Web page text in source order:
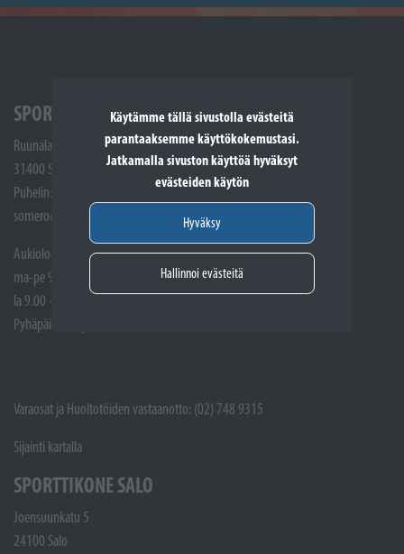
Käytämme tällä sivustolla evästeitä
parantaaksemme käyttökokemustasi.
Jatkamalla sivuston käyttöä hyväksyt
evästeiden käytön
Hyväksy
Hallinnoi evästeitä
SPORTTIKONE SOMERO
Ruunalantie 5
31400 Somero
Puhelin: (02) 748 9300
somero@sporttikone.fi
Aukioloajat
ma-pe 9.00 - 17.00
la 9.00 - 14.00
Pyhäpäivät suljettuna
Varaosat ja Huoltotöiden vastaanotto: (02) 748 9315
Sijainti kartalla
SPORTTIKONE SALO
Joensuunkatu 5
24100 Salo